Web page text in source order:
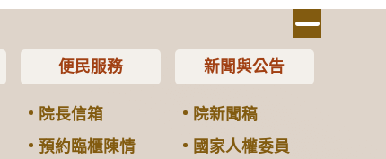
便民服務
院長信箱
預約臨櫃陳情
新聞與公告
院新聞稿
國家人權委員